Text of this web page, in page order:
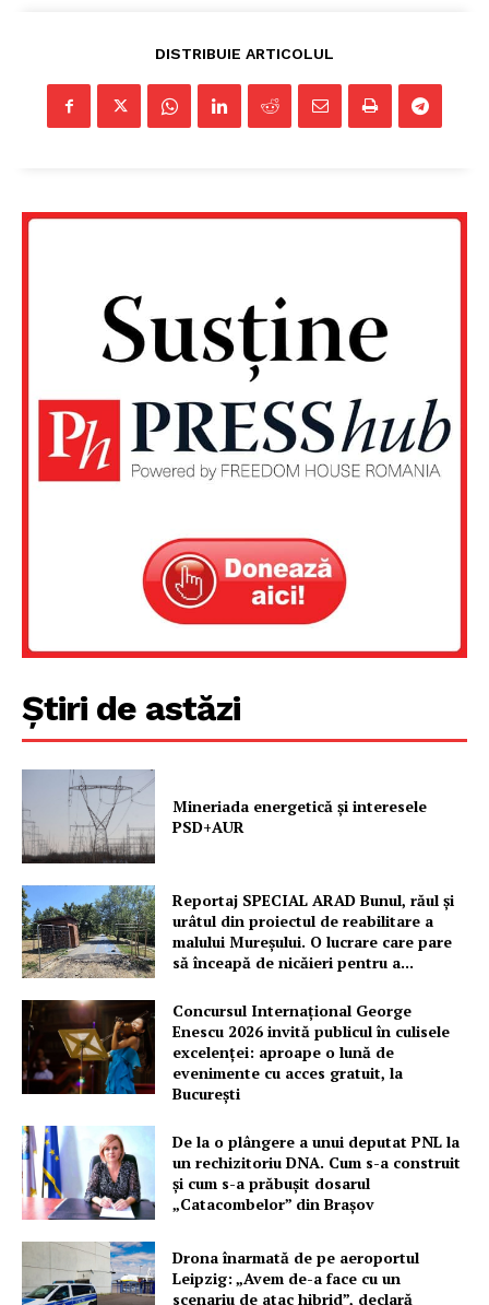
DISTRIBUIE ARTICOLUL
Știri de astăzi
Mineriada energetică și interesele
PSD+AUR
Reportaj SPECIAL ARAD Bunul, răul și
urâtul din proiectul de reabilitare a
malului Mureșului. O lucrare care pare
să înceapă de nicăieri pentru a...
Concursul Internațional George
Enescu 2026 invită publicul în culisele
excelenței: aproape o lună de
evenimente cu acces gratuit, la
București
De la o plângere a unui deputat PNL la
un rechizitoriu DNA. Cum s-a construit
și cum s-a prăbușit dosarul
„Catacombelor” din Brașov
Drona înarmată de pe aeroportul
Leipzig: „Avem de-a face cu un
scenariu de atac hibrid”, declară